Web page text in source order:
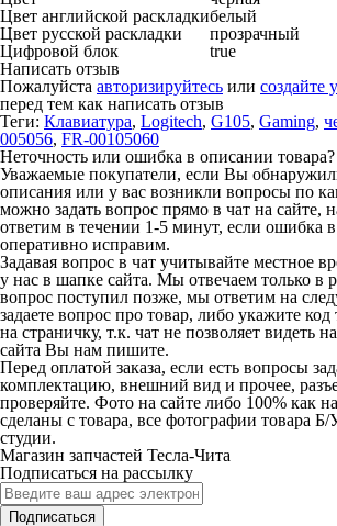
Цвет английской раскладкибелый
Цвет русской раскладки
прозрачный
Цифровой блок
true
Написать отзыв
Пожалуйста авторизируйтесь или создайте
перед тем как написать отзыв
Теги: Клавиатура, Logitech, G105, Gaming,
005056, FR-00105060
Неточность или ошибка в описании товара?
Уважаемые покупатели, если Вы
описания или у вас возникли вопросы по
можно задать вопрос прямо в чат на сайте,
ответим в течении 1-5 минут, если ошибка
оперативно исправим.
Задавая вопрос в чат учитывайте местное
у нас в шапке сайта. Мы отвечаем только в
вопрос поступил позже, мы ответим на
задаете вопрос про товар, либо укажите
на страничку, т.к. чат не позволяет видеть
сайта Вы нам пишите.
Перед оплатой заказа, если есть вопросы
комплектацию, внешний вид и прочее,
проверяйте. Фото на сайте либо 100% как
сделаны с товара, все фотографии товара
студии.
Магазин запчастей Тесла-Чита
Подписаться на рассылку
Подписаться